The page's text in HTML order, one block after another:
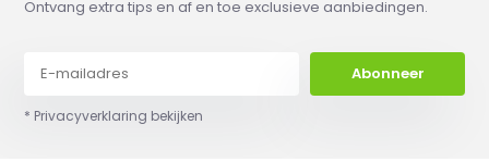
Ontvang extra tips en af en toe exclusieve aanbiedingen.
Abonneer
* Privacyverklaring bekijken